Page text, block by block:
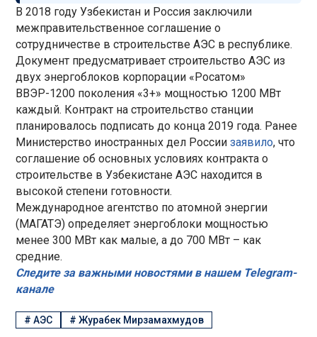
В 2018 году Узбекистан и Россия заключили
межправительственное соглашение о
сотрудничестве в строительстве АЭС в республике.
Документ предусматривает строительство АЭС из
двух энергоблоков корпорации «Росатом»
ВВЭР-1200 поколения «3+» мощностью 1200 МВт
каждый. Контракт на строительство станции
планировалось подписать до конца 2019 года. Ранее
Министерство иностранных дел Россиизаявило, что
соглашение об основных условиях контракта о
строительстве в Узбекистане АЭС находится в
высокой степени готовности.
Международное агентство по атомной энергии
(МАГАТЭ) определяет энергоблоки мощностью
менее 300 МВт как малые, а до 700 МВт – как
средние.
Следите за важными новостями в нашем Telegram-
канале
#АЭС #Журабек Мирзамахмудов